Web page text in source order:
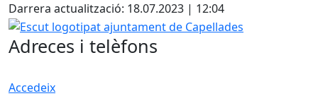
Darrera actualització: 18.07.2023 | 12:04
Escut logotipat ajuntament de Capellades
Adreces i telèfons
Accedeix